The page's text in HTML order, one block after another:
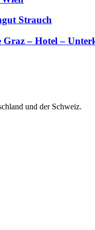
Strauch
– Hotel –
und der Schweiz.